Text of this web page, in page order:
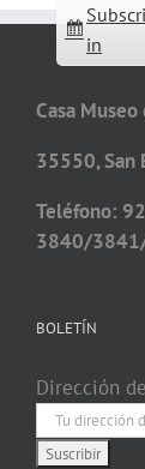
in
Casa
35550, San
Teléfono:
3840/
BOLETÍN
Dirección